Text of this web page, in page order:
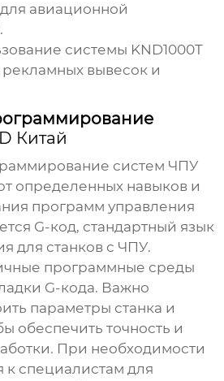
авиационной
системы KND1000T
вывесок и
Китай
систем ЧПУ
определенных навыков и
программ управления
G-код, стандартный язык
для станков с ЧПУ.
программные среды
G-кода. Важно
параметры станка и
обеспечить точность и
При необходимости
к специалистам для